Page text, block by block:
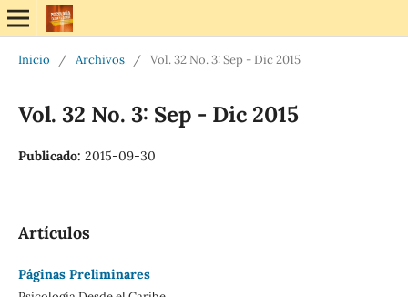
Inicio / Archivos / Vol. 32 No. 3: Sep - Dic 2015
Vol. 32 No. 3: Sep - Dic 2015
Publicado: 2015-09-30
Artículos
Páginas Preliminares